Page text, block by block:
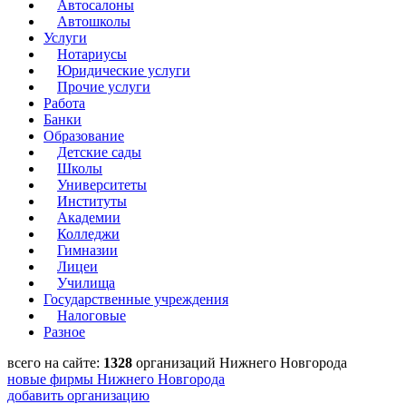
Автосалоны
Автошколы
Услуги
Нотариусы
Юридические услуги
Прочие услуги
Работа
Банки
Образование
Детские сады
Школы
Университеты
Институты
Академии
Колледжи
Гимназии
Лицеи
Училища
Государственные учреждения
Налоговые
Разное
всего на сайте: 1328 организаций Нижнего Новгорода
новые фирмы Нижнего Новгорода
добавить организацию